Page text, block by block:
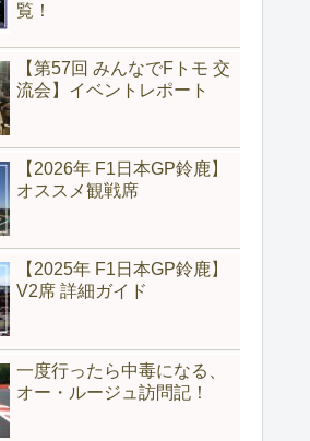
覧！
【第57回 みんなでFトモ 交
流会】イベントレポート
【2026年 F1日本GP鈴鹿】
オススメ観戦席
【2025年 F1日本GP鈴鹿】
V2席 詳細ガイド
一度行ったら中毒になる、
オー・ルージュ訪問記！